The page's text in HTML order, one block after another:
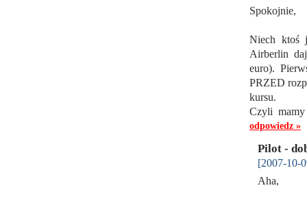
Spokojnie,
Niech ktoś
Airberlin
euro).
PRZED
kursu.
Czyli
odpowiedz »
Pilot -
[2007-10-
Aha,